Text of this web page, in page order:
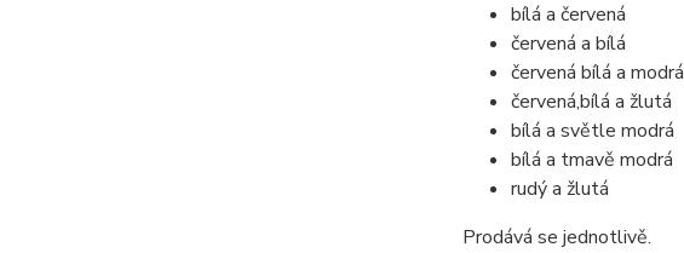
bílá a červená
červená a bílá
červená bílá a modrá
červená,bílá a žlutá
bílá a světle modrá
bílá a tmavě modrá
rudý a žlutá
Prodává se jednotlivě.